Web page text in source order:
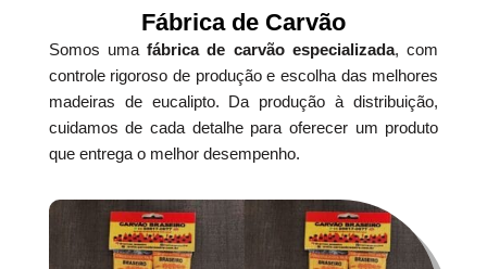
Fábrica de Carvão
Somos umafábrica de carvão especializada, com
controle rigoroso de produção e escolha das melhores
madeiras de eucalipto. Da produção à distribuição,
cuidamos de cada detalhe para oferecer um produto
que entrega o melhor desempenho.